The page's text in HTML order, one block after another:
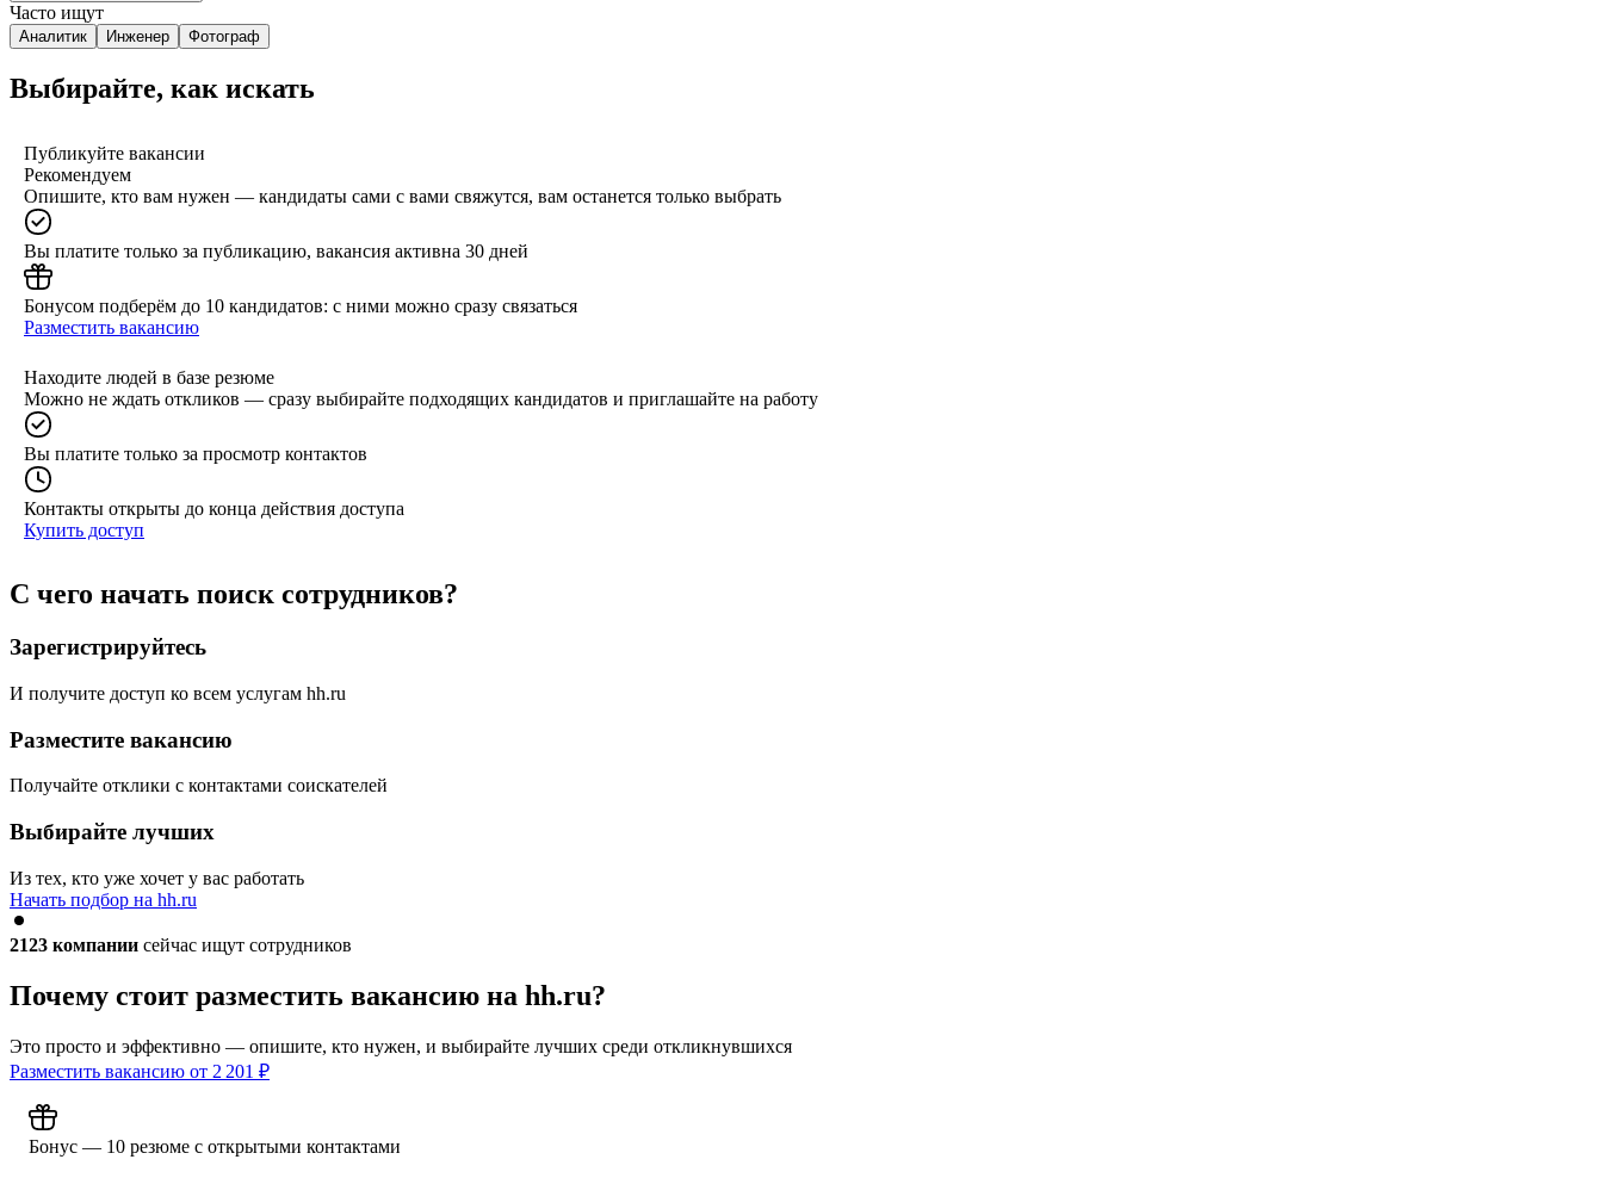
Часто ищут
Аналитик Инженер Фотограф
Выбирайте, как искать
Публикуйте вакансии
Рекомендуем
Опишите, кто вам нужен — кандидаты сами с вами свяжутся, вам останется только выбрать
Вы платите только за публикацию, вакансия активна 30 дней
Бонусом подберём до 10 кандидатов: с ними можно сразу связаться
Разместить вакансию
Находите людей в базе резюме
Можно не ждать откликов — сразу выбирайте подходящих кандидатов и приглашайте на работу
Вы платите только за просмотр контактов
Контакты открыты до конца действия доступа
Купить доступ
С чего начать поиск сотрудников?
Зарегистрируйтесь
И получите доступ ко всем услугам hh.ru
Разместите вакансию
Получайте отклики с контактами соискателей
Выбирайте лучших
Из тех, кто уже хочет у вас работать
Начать подбор на hh.ru
2123 компании сейчас ищут сотрудников
Почему стоит разместить вакансию на hh.ru?
Это просто и эффективно — опишите, кто нужен, и выбирайте лучших среди откликнувшихся
Разместить вакансию от 2 201 ₽
Бонус — 10 резюме с открытыми контактами